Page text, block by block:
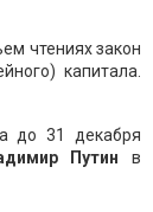
чтениях закон
капитала.
до 31 декабря
Путин в